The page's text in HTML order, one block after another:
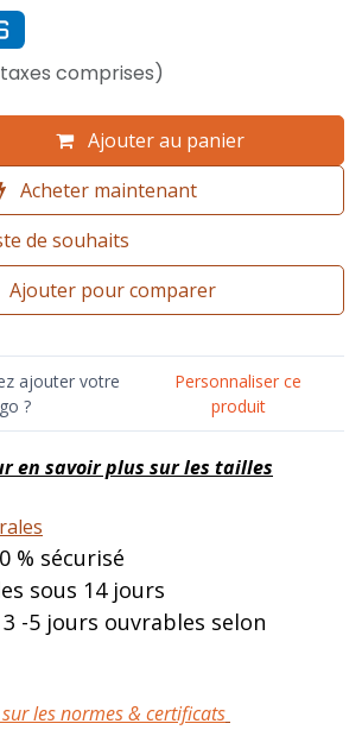
comprises)
Ajouter au panier
Acheter maintenant
Ajouter pour comparer
de souhaits
ajouter votre
?
Personnaliser ce
produit
en savoir plus sur les tailles
% sécurisé
sous 14 jours
-5 jours ouvrables selon
les normes & certificats